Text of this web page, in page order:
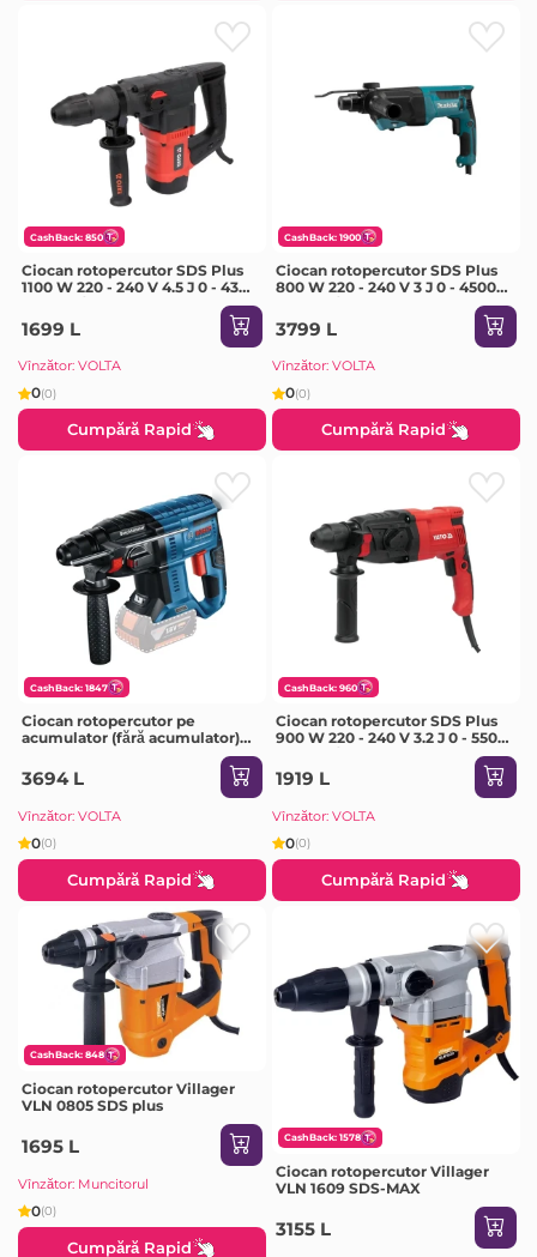
CashBack: 850
Ciocan rotopercutor SDS Plus
1100 W 220 - 240 V 4.5 J 0 - 4300
1699 L
Vînzător: VOLTA
0(0)
Cumpără Rapid
CashBack: 1900
Ciocan rotopercutor SDS Plus
800 W 220 - 240 V 3 J 0 - 4500
3799 L
Vînzător: VOLTA
0(0)
Cumpără Rapid
CashBack: 1847
Ciocan rotopercutor pe
acumulator (fără acumulator)
SDS Plus GBH 18V-21 18 V 2 J 0 -
5100 percuții/min Bosch
3694 L
Vînzător: VOLTA
0(0)
Cumpără Rapid
CashBack: 960
Ciocan rotopercutor SDS Plus
900 W 220 - 240 V 3.2 J 0 - 5500
1919 L
Vînzător: VOLTA
0(0)
Cumpără Rapid
CashBack: 848
Ciocan rotopercutor Villager
VLN 0805 SDS plus
1695 L
Vînzător: Muncitorul
0(0)
Cumpără Rapid
CashBack: 1578
Ciocan rotopercutor Villager
VLN 1609 SDS-MAX
3155 L